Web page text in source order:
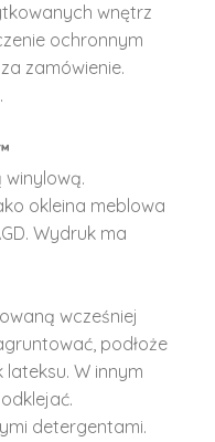
wnętrz
ochronnym
zamówienie.
winylową.
okleina meblowa
Wydruk ma
wcześniej
podłoże
W innym
detergentami.